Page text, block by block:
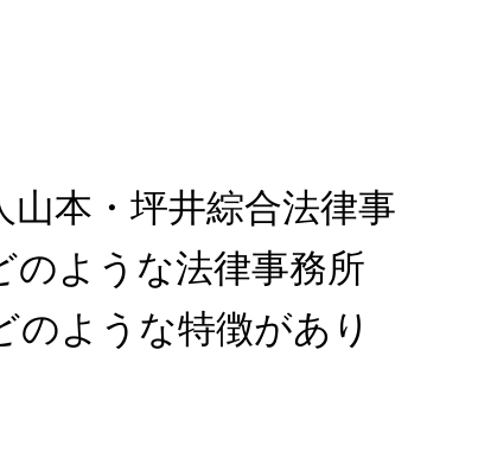
山本・坪井綜合法律事
のような法律事務所
のような特徴があり